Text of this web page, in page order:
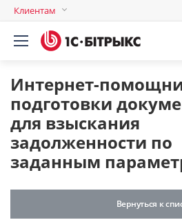
Клиентам
Логин
Пароль
Интернет-
подготовки
для взыскания
задолженности по
заданным
Вернуться к